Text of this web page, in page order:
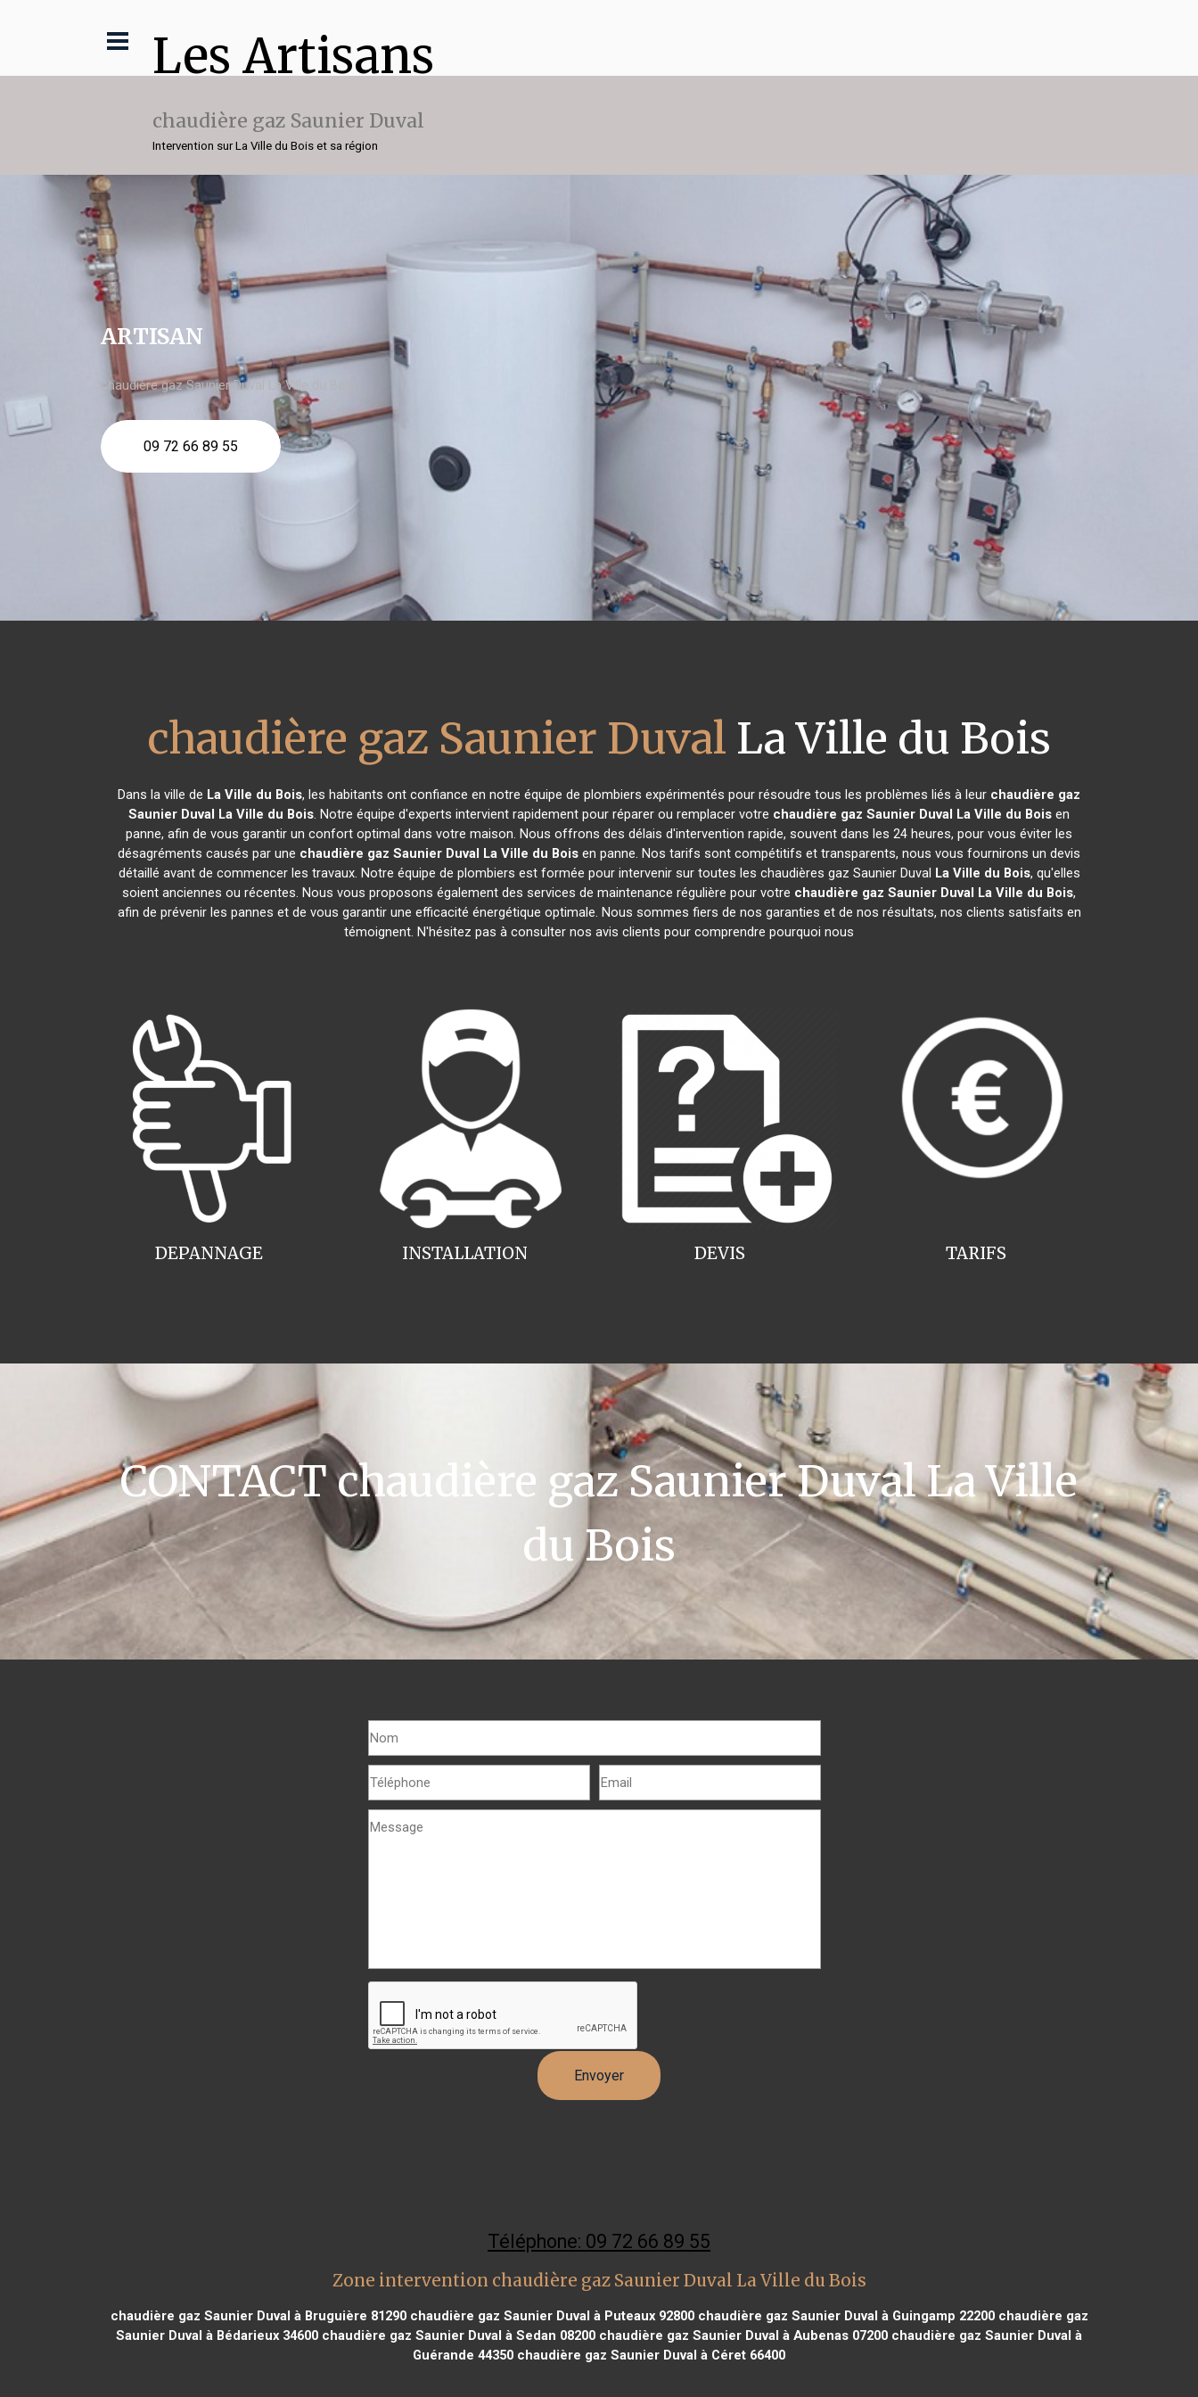
Les Artisans
chaudière gaz Saunier Duval
Intervention sur La Ville du Bois et sa région
ARTISAN
chaudière gaz Saunier Duval La Ville du Bois
09 72 66 89 55
chaudière gaz Saunier Duval La Ville du Bois
Dans la ville de La Ville du Bois, les habitants ont confiance en notre équipe de plombiers expérimentés pour résoudre tous les problèmes liés à leur chaudière gaz
Saunier Duval La Ville du Bois. Notre équipe d'experts intervient rapidement pour réparer ou remplacer votre chaudière gaz Saunier Duval La Ville du Bois en
panne, afin de vous garantir un confort optimal dans votre maison. Nous offrons des délais d'intervention rapide, souvent dans les 24 heures, pour vous éviter les
désagréments causés par une chaudière gaz Saunier Duval La Ville du Bois en panne. Nos tarifs sont compétitifs et transparents, nous vous fournirons un devis
détaillé avant de commencer les travaux. Notre équipe de plombiers est formée pour intervenir sur toutes les chaudières gaz Saunier Duval La Ville du Bois, qu'elles
soient anciennes ou récentes. Nous vous proposons également des services de maintenance régulière pour votre chaudière gaz Saunier Duval La Ville du Bois,
afin de prévenir les pannes et de vous garantir une efficacité énergétique optimale. Nous sommes fiers de nos garanties et de nos résultats, nos clients satisfaits en
témoignent. N'hésitez pas à consulter nos avis clients pour comprendre pourquoi nous
INSTALLATION
DEPANNAGE TARIFS
DEVIS
CONTACT chaudière gaz Saunier Duval La Ville
du Bois
Téléphone: 09 72 66 89 55
Zone intervention chaudière gaz Saunier Duval La Ville du Bois
chaudière gaz Saunier Duval à Bruguière 81290chaudière gaz Saunier Duval à Puteaux 92800chaudière gaz Saunier Duval à Guingamp 22200chaudière gaz
Saunier Duval à Bédarieux 34600 chaudière gaz Saunier Duval à Sedan 08200 chaudière gaz Saunier Duval à Aubenas 07200 chaudière gaz Saunier Duval à
Guérande 44350 chaudière gaz Saunier Duval à Céret 66400